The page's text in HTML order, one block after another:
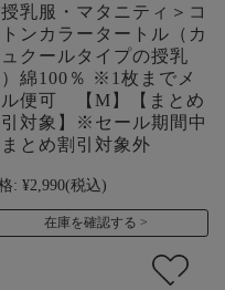
授乳服・マタニティ＞コ
トンカラータートル（カ
クールタイプの授乳
）綿100％ ※1枚までメ
ル便可 【M】【まとめ
対象】※セール期間中
とめ割引対象外
: ¥2,990(税込)
在庫を確認する